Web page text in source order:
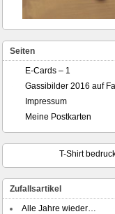
Seiten
E-Cards – 1
Gassibilder 2016 auf
Impressum
Meine Postkarten
T-Shirt
Zufallsartikel
Alle Jahre wieder…